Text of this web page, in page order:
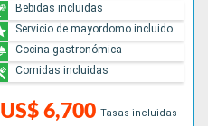
US$ 6,700 Tasas incluidas
Bebidas incluidas
Servicio de mayordomo incluido
Cocina gastronómica
Comidas incluidas